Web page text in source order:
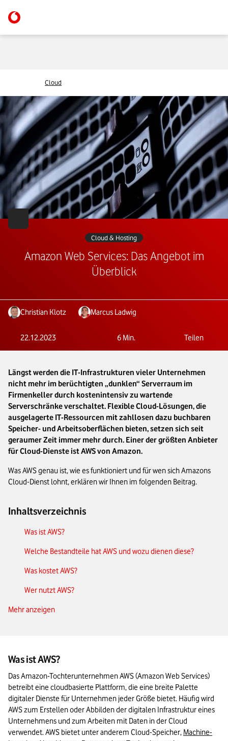
Cloud
Cloud & Hosting
Amazon Web Services: Das Angebot im
Überblick
Christian Klotz Marcus Ladwig
22.12.2023 6 Min. Teilen
Längst werden die IT-Infrastrukturen vieler Unternehmen
nicht mehr im berüchtigten „dunklen“ Serverraum im
Firmenkeller durch kostenintensiv zu wartende
Serverschränke verschaltet. Flexible Cloud-Lösungen, die
ausgelagerte IT-Ressourcen mit zahllosen dazu buchbaren
Speicher- und Arbeitsoberflächen bieten, setzen sich seit
geraumer Zeit immer mehr durch. Einer der größten Anbieter
für Cloud-Dienste ist AWS von Amazon.
Was AWS genau ist, wie es funktioniert und für wen sich Amazons
Cloud-Dienst lohnt, erklären wir Ihnen im folgenden Beitrag.
Inhaltsverzeichnis
Was ist AWS?
Welche Bestandteile hat AWS und wozu dienen diese?
Was kostet AWS?
Wer nutzt AWS?
Wie zuverlässig ist AWS?
Mehr anzeigen
Was ist AWS?
Das Amazon-Tochterunternehmen AWS (Amazon Web Services)
betreibt eine cloudbasierte Plattform, die eine breite Palette
digitaler Dienste für Unternehmen jeder Größe bietet. Häufig wird
AWS zum Erstellen oder Abbilden der digitalen Infrastruktur eines
Unternehmens und zum Arbeiten mit Daten in der Cloud
verwendet. AWS bietet unter anderem Cloud-Speicher, Machine-